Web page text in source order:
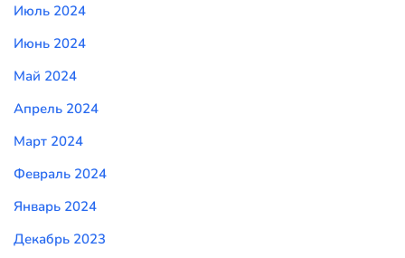
Июль 2024
Июнь 2024
Май 2024
Апрель 2024
Март 2024
Февраль 2024
Январь 2024
Декабрь 2023